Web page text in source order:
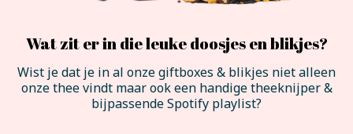
Wat zit er in die leuke doosjes en blikjes?
Wist je dat je in al onze giftboxes & blikjes niet alleen
onze thee vindt maar ook een handige theeknijper &
bijpassende Spotify playlist?